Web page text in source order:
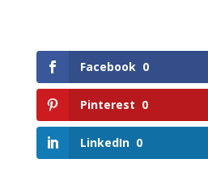
Facebook 0
Pinterest 0
LinkedIn 0